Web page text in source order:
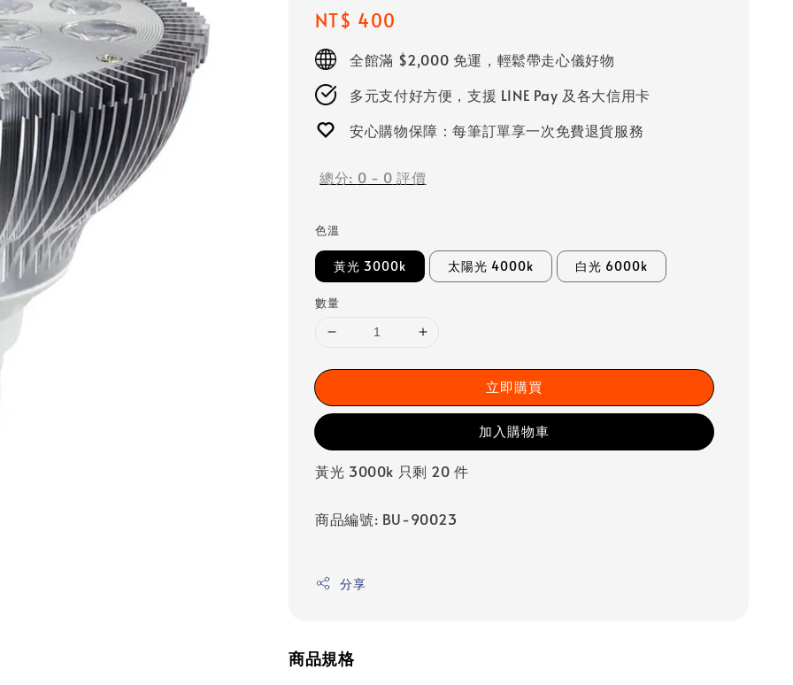
Regular
price
NT$ 400
全館滿 $2,000 免運，輕鬆帶走心儀好物
多元支付好方便，支援 LINE Pay 及各大信用卡
安心購物保障：每筆訂單享一次免費退貨服務
總分: 0 - 0 評價
色溫
黃光 3000k 太陽光 4000k 白光 6000k
數量
立即購買
加入購物車
黃光 3000k 只剩 20 件
商品編號: BU-90023
分享
商品規格